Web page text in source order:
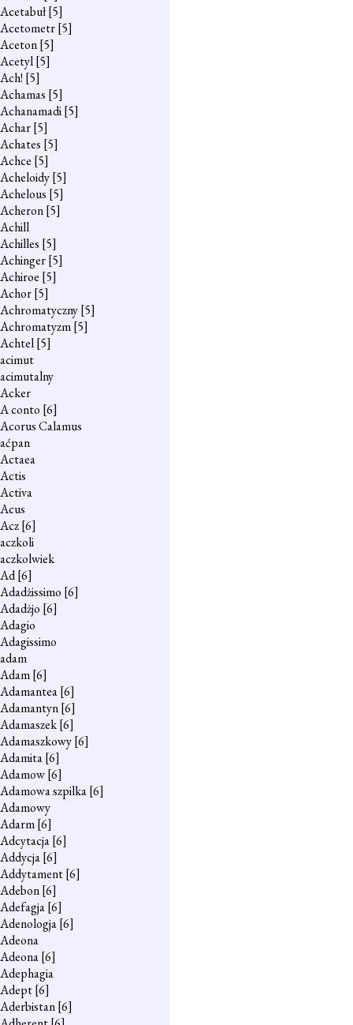
Acetabuł[5]
Acetometr[5]
Aceton[5]
Acetyl[5]
Ach! [5]
Achamas [5]
Achanamadi[5]
Achar[5]
Achates [5]
Achce [5]
Acheloidy[5]
Achelous [5]
Acheron[5]
Achill
Achilles [5]
Achinger[5]
Achiroe [5]
Achor[5]
Achromatyczny[5]
Achromatyzm[5]
Achtel[5]
acimut
acimutalny
Acker
A conto [6]
Acorus Calamus
aćpan
Actaea
Actis
Activa
Acus
Acz[6]
aczkoli
aczkolwiek
Ad[6]
Adadżissimo [6]
Adadżjo [6]
Adagio
Adagissimo
adam
Adam[6]
Adamantea[6]
Adamantyn[6]
Adamaszek[6]
Adamaszkowy[6]
Adamita[6]
Adamow[6]
Adamowa szpilka[6]
Adamowy
Adarm[6]
Adcytacja[6]
Addycja[6]
Addytament[6]
Adebon[6]
Adefagja[6]
Adenologja[6]
Adeona
Adeona[6]
Adephagia
Adept[6]
Aderbistan[6]